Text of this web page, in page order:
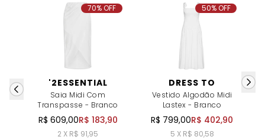
'2ESSENTIAL
Saia Midi Com
Transpasse - Branco
R$ 609,00R$ 183,90
2 X R$ 91,95
70% OFF
DRESS TO
Vestido Algodão Midi
Lastex - Branco
R$ 799,00R$ 402,90
5 X R$ 80,58
50% OFF